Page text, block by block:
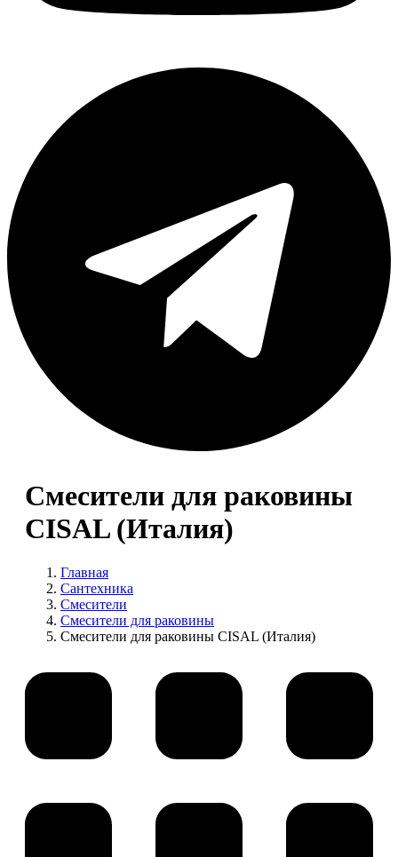
Смесители для раковины
CISAL (Италия)
Главная
Сантехника
Смесители
Смесители для раковины
Смесители для раковины CISAL (Италия)